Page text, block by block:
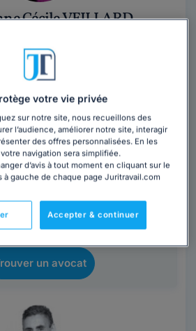
Cécile VEILLARD
barreau de Vannes
,Vannes, 56000
cet avocat
CONSEIL
rencontrer un avocat en
d'avocats près de chez vous
48 heures.
un avocat
votre vie privée
sur notre site, nous recueillons des
l’audience, améliorer notre site, interagir
des offres personnalisées. En les
navigation sera simplifiée.
d’avis à tout moment en cliquant sur le
à gauche de chaque page Juritravail.com
Accepter & continuer